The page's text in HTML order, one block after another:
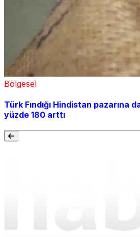
Bölgesel
Türk Fındığı Hindistan pazarına
yüzde 180 arttı